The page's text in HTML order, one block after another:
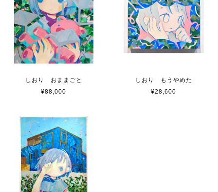
しおり おままごと
¥88,000
しおり もうやめた
¥28,600